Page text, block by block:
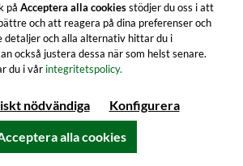
Reserva Blanco
som används för tillverkningen
från höglandet i Jalisco/Mexiko.
på Acceptera alla cookiesstödjer du oss i att
och att reagera på dina preferenser och
detaljer och alla alternativ hittar du i
också justera dessa när som helst senare.
du i vår integritetspolicy.
nödvändiga Konfigurera
alla cookies